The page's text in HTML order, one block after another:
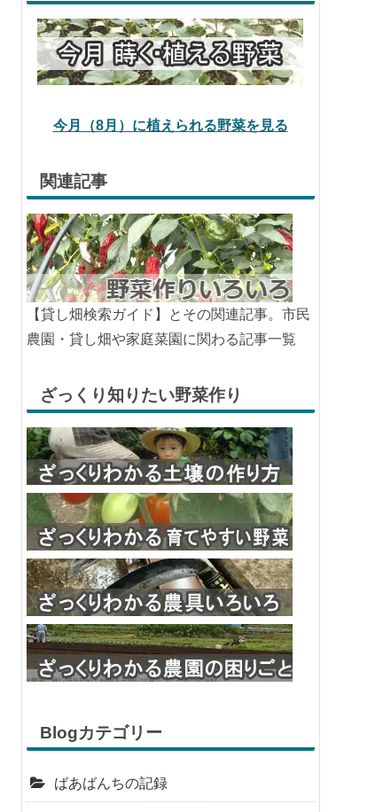
今月（8月）に植えられる野菜を見る
関連記事
【貸し畑検索ガイド】とその関連記事。市民
農園・貸し畑や家庭菜園に関わる記事一覧
ざっくり知りたい野菜作り
Blogカテゴリー
ばあばんちの記録